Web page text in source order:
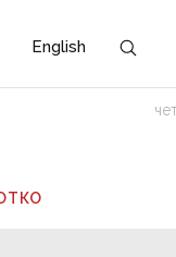
English